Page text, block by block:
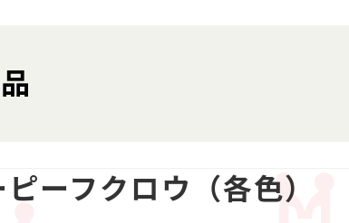
ーフクロウ（各色）